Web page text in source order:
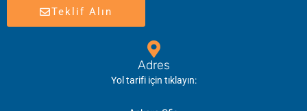
Teklif Alın
Adres
Yol tarifi için tıklayın: